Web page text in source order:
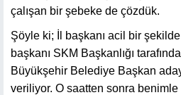
çalışan bir şebeke de çözdük.
Şöyle ki; İl başkanı acil bir şekilde
başkanı SKM Başkanlığı
Büyükşehir Belediye Başkan
veriliyor. O saatten sonra benimle